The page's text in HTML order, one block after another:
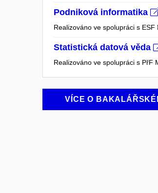
Podniková informatika
Realizováno ve spolupráci s ESF
Statistická datová věda
Realizováno ve spolupráci s PřF
VÍCE O